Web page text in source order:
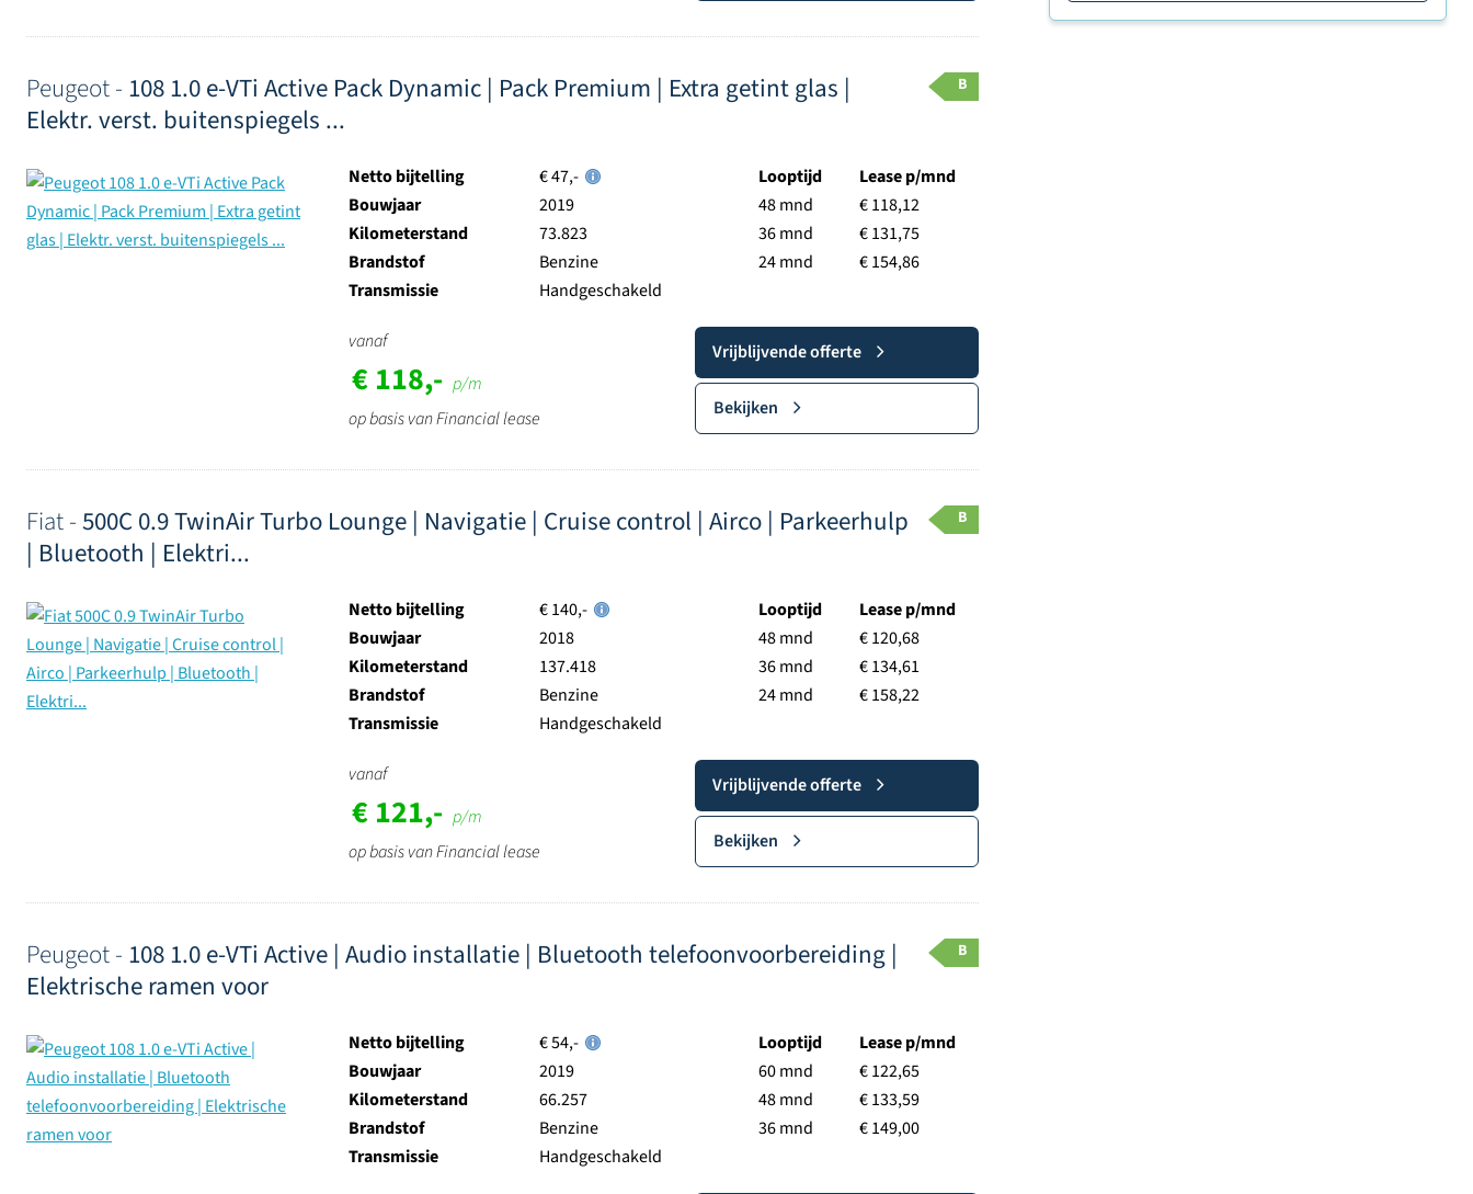
Peugeot - 108 1.0 e-VTi Active Pack Dynamic | Pack Premium | Extra getint glas |
Elektr. verst. buitenspiegels ...
B
Netto bijtelling
€ 47,-
Bouwjaar
2019
Kilometerstand
73.823
Brandstof
Benzine
Transmissie
Handgeschakeld
Looptijd
48 mnd
36 mnd
24 mnd
Lease p/mnd
€ 118,12
€ 131,75
€ 154,86
vanaf
€ 118,- p/m
op basis van Financial lease
Vrijblijvende offerte
Bekijken
Fiat -500C 0.9 TwinAir Turbo Lounge | Navigatie | Cruise control | Airco | Parkeerhulp
| Bluetooth | Elektri...
B
Netto bijtelling
€ 140,-
Bouwjaar
2018
Kilometerstand
137.418
Brandstof
Benzine
Transmissie
Handgeschakeld
Looptijd
48 mnd
36 mnd
24 mnd
Lease p/mnd
€ 120,68
€ 134,61
€ 158,22
vanaf
€ 121,- p/m
op basis van Financial lease
Vrijblijvende offerte
Bekijken
Peugeot - 108 1.0 e-VTi Active | Audio installatie | Bluetooth telefoonvoorbereiding |
Elektrische ramen voor
B
Netto bijtelling
€ 54,-
Bouwjaar
2019
Kilometerstand
66.257
Brandstof
Benzine
Transmissie
Handgeschakeld
Looptijd
60 mnd
48 mnd
36 mnd
Lease p/mnd
€ 122,65
€ 133,59
€ 149,00